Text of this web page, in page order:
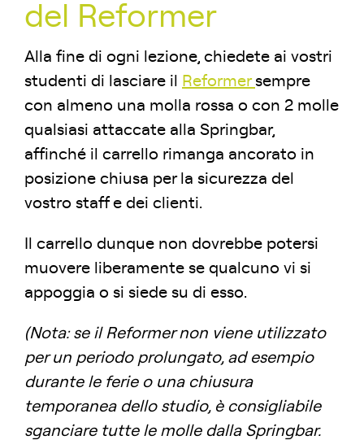
del Reformer
Alla fine di ogni lezione, chiedete ai vostri
studenti di lasciare il
Reformersempre
con almeno una molla rossa o con 2 molle
qualsiasi attaccate alla Springbar,
affinché il carrello rimanga ancorato in
posizione chiusa per la sicurezza del
vostro staff e dei clienti.
Il carrello dunque non dovrebbe potersi
muovere liberamente se qualcuno vi si
appoggia o si siede su di esso.
(Nota: se il Reformer non viene utilizzato
per un periodo prolungato, ad esempio
durante le ferie o una chiusura
temporanea dello studio, è consigliabile
sganciare tutte le molle dalla Springbar.